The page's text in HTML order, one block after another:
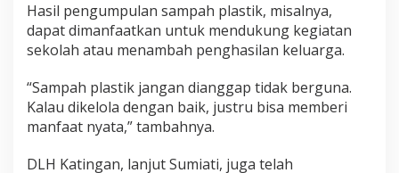
Hasil pengumpulan sampah plastik, misalnya,
dapat dimanfaatkan untuk mendukung kegiatan
sekolah atau menambah penghasilan keluarga.
“Sampah plastik jangan dianggap tidak berguna.
Kalau dikelola dengan baik, justru bisa memberi
manfaat nyata,” tambahnya.
DLH Katingan, lanjut Sumiati, juga telah